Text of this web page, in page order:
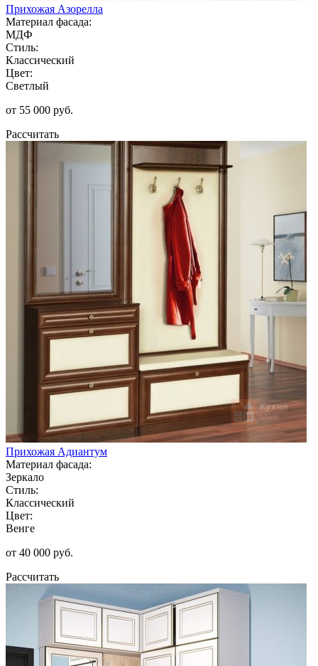
Прихожая Азорелла
Материал фасада:
МДФ
Стиль:
Классический
Цвет:
Светлый
от 55 000 руб.
Рассчитать
Прихожая Адиантум
Материал фасада:
Зеркало
Стиль:
Классический
Цвет:
Венге
от 40 000 руб.
Рассчитать